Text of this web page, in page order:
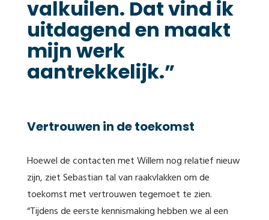
valkuilen. Dat vind ik
uitdagend en maakt
mijn werk
aantrekkelijk.”
Vertrouwen in de toekomst
Hoewel de contacten met Willem nog relatief nieuw
zijn, ziet Sebastian tal van raakvlakken om de
toekomst met vertrouwen tegemoet te zien.
“Tijdens de eerste kennismaking hebben we al een